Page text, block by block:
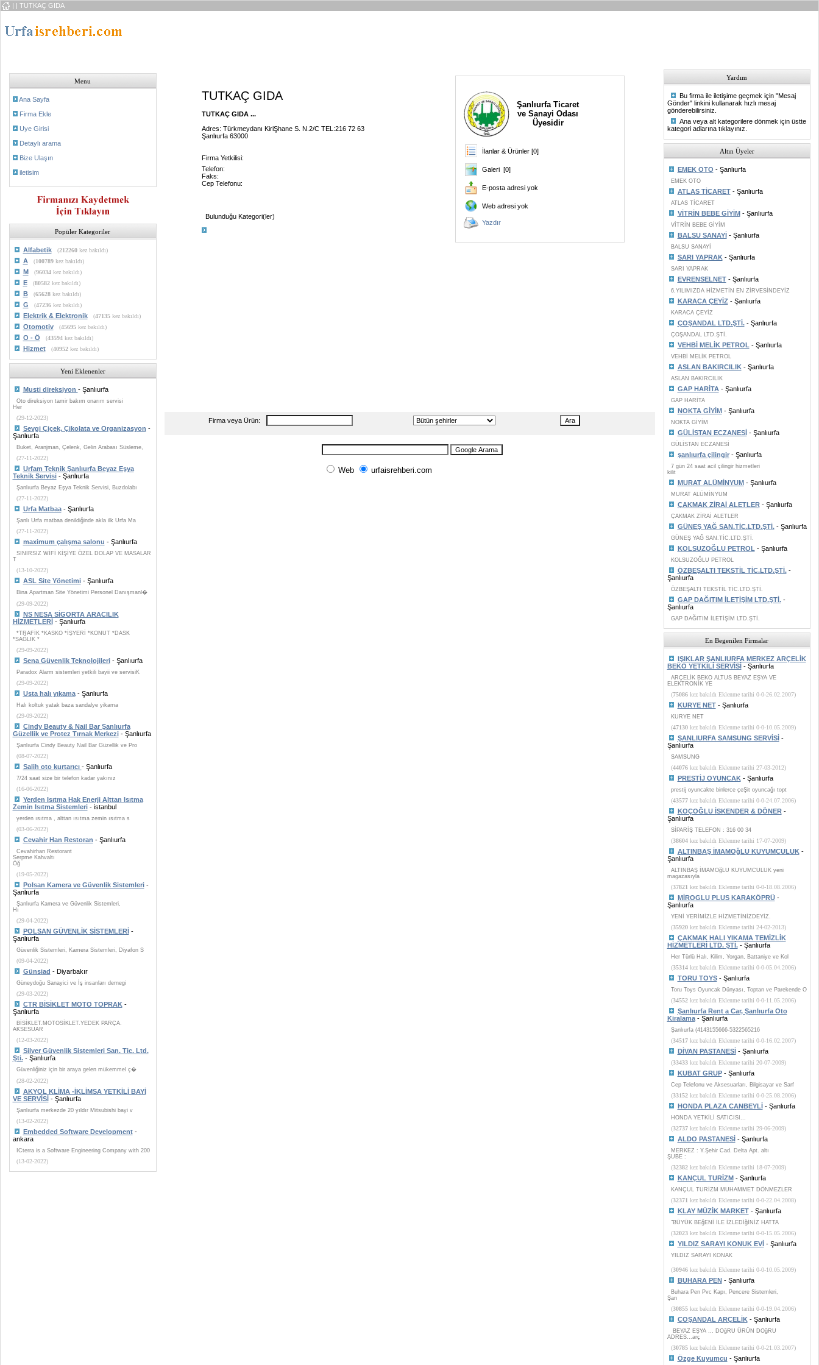
| | TUTKAÇ GIDA
Menu
Ana Sayfa
Firma Ekle
Uye Girisi
Detaylı arama
Bize Ulaşın
iletisim
Popüler Kategoriler
Alfabetik (212260kez bakıldı)
A (100789kez bakıldı)
M (96034kez bakıldı)
E (80582kez bakıldı)
B (65628kez bakıldı)
G (47236kez bakıldı)
Elektrik & Elektronik (47135kez bakıldı)
Otomotiv (45695kez bakıldı)
O - Ö (43594kez bakıldı)
Hizmet (40952kez bakıldı)
Yeni Eklenenler
Musti direksiyon - Şanlıurfa
Oto direksiyon tamir bakım onarım servisi
Her
(29-12-2023)
Sevgi Çiçek, Çikolata ve Organizasyon -
Şanlıurfa
Buket, Aranjman, Çelenk, Gelin Arabası Süsleme,
(27-11-2022)
Urfam Teknik Şanlıurfa Beyaz Eşya
Teknik Servisi- Şanlıurfa
Şanlıurfa Beyaz Eşya Teknik Servisi, Buzdolabı
(27-11-2022)
Urfa Matbaa- Şanlıurfa
Şanlı Urfa matbaa denildiğinde akla ilk Urfa Ma
(27-11-2022)
maximum çalışma salonu - Şanlıurfa
SINIRSIZ WİFİ KİŞİYE ÖZEL DOLAP VE MASALAR
T
(13-10-2022)
ASL Site Yönetimi- Şanlıurfa
Bina Apartman Site Yönetimi Personel Danışmanl�
(29-09-2022)
NS NESA SİGORTA ARACILIK
HİZMETLERİ- Şanlıurfa
*TRAFİK *KASKO *İŞYERİ *KONUT *DASK
*SAĞLIK *
(29-09-2022)
Sena Güvenlik Teknolojileri- Şanlıurfa
Paradox Alarm sistemleri yetkili bayii ve servisiK
(29-09-2022)
Usta halı yıkama- Şanlıurfa
Halı koltuk yatak baza sandalye yikama
(29-09-2022)
Cindy Beauty & Nail Bar Şanlıurfa
Güzellik ve Protez Tırnak Merkezi- Şanlıurfa
Şanlıurfa Cindy Beauty Nail Bar Güzellik ve Pro
(08-07-2022)
Salih oto kurtarıcı - Şanlıurfa
7/24 saat size bir telefon kadar yakınız
(16-06-2022)
Yerden Isıtma Hak Enerji Alttan Isıtma
Zemin Isıtma Sistemleri- istanbul
yerden ısıtma , alttan ısıtma zemin ısıtma s
(03-06-2022)
Cevahir Han Restoran - Şanlıurfa
Cevahirhan Restorant
Serpme Kahvaltı
Öğ
(19-05-2022)
Polsan Kamera ve Güvenlik Sistemleri-
Şanlıurfa
Şanlıurfa Kamera ve Güvenlik Sistemleri,
Hı
(29-04-2022)
POLSAN GÜVENLİK SİSTEMLERİ-
Şanlıurfa
Güvenlik Sistemleri, Kamera Sistemleri, Diyafon S
(09-04-2022)
Günsiad - Diyarbakır
Güneydoğu Sanayici ve İş insanları dernegi
(29-03-2022)
CTR BİSİKLET MOTO TOPRAK-
Şanlıurfa
BİSİKLET.MOTOSİKLET.YEDEK PARÇA.
AKSESUAR
(12-03-2022)
Silver Güvenlik Sistemleri San. Tic. Ltd.
Şti.- Şanlıurfa
Güvenliğiniz için bir araya gelen mükemmel ç�
(28-02-2022)
AKYOL KLİMA -İKLİMSA YETKİLİ BAYİ
VE SERVİSİ- Şanlıurfa
Şanlıurfa merkezde 20 yıldır Mitsubishi bayi v
(13-02-2022)
Embedded Software Development-
ankara
ICterra is a Software Engineering Company with 200
(13-02-2022)
TUTKAÇ GIDA
TUTKAÇ GIDA ...
Adres: Türkmeydanı KiriŞhane S. N.2/C TEL:216 72 63
Şanlıurfa 63000
Firma Yetkilisi:
Telefon:
Faks:
Cep Telefonu:
Bulunduğu Kategori(ler)
Şanlıurfa Ticaret
ve Sanayi Odası
Üyesidir
İlanlar & Ürünler [0]
Galeri [0]
E-posta adresi yok
Web adresi yok
Yazdır
Firma veya Ürün:
Web urfaisrehberi.com
Yardım
Bu firma ile iletişime geçmek için "Mesaj
Gönder" linkini kullanarak hızlı mesaj
gönderebilirsiniz.
Ana veya alt kategorilere dönmek için üstte
kategori adlarına tıklayınız.
Altın Üyeler
EMEK OTO - Şanlıurfa
EMEK OTO
ATLAS TİCARET- Şanlıurfa
ATLAS TİCARET
VİTRİN BEBE GİYİM- Şanlıurfa
VİTRİN BEBE GİYİM
BALSU SANAYİ- Şanlıurfa
BALSU SANAYİ
SARI YAPRAK- Şanlıurfa
SARI YAPRAK
EVRENSELNET- Şanlıurfa
6.YILIMIZDA HİZMETİN EN ZİRVESİNDEYİZ
KARACA ÇEYİZ- Şanlıurfa
KARACA ÇEYİZ
ÇOŞANDAL LTD.ŞTİ.- Şanlıurfa
ÇOŞANDAL LTD.ŞTİ.
VEHBİ MELİK PETROL - Şanlıurfa
VEHBİ MELİK PETROL
ASLAN BAKIRCILIK- Şanlıurfa
ASLAN BAKIRCILIK
GAP HARİTA - Şanlıurfa
GAP HARİTA
NOKTA GİYİM- Şanlıurfa
NOKTA GİYİM
GÜLİSTAN ECZANESİ- Şanlıurfa
GÜLİSTAN ECZANESİ
şanlıurfa çilingir- Şanlıurfa
7 gün 24 saat acil çilingir hizmetleri
kilit
MURAT ALÜMİNYUM- Şanlıurfa
MURAT ALÜMİNYUM
ÇAKMAK ZİRAİ ALETLER- Şanlıurfa
ÇAKMAK ZİRAİ ALETLER
GÜNEŞ YAĞ SAN.TİC.LTD.ŞTİ.- Şanlıurfa
GÜNEŞ YAĞ SAN.TİC.LTD.ŞTİ.
KOLSUZOĞLU PETROL - Şanlıurfa
KOLSUZOĞLU PETROL
ÖZBEŞALTI TEKSTİL TİC.LTD.ŞTİ.-
Şanlıurfa
ÖZBEŞALTI TEKSTİL TİC.LTD.ŞTİ.
GAP DAĞITIM İLETİŞİM LTD.ŞTİ.-
Şanlıurfa
GAP DAĞITIM İLETİŞİM LTD.ŞTİ.
En Begenilen Firmalar
IŞIKLAR ŞANLIURFA MERKEZ ARÇELİK
BEKO YETKİLİ SERVİSİ- Şanlıurfa
ARÇELİK BEKO ALTUS BEYAZ EŞYA VE
ELEKTRONİK YE
(75086kez bakıldı Eklenme tarihi 0-0-26.02.2007)
KURYE NET- Şanlıurfa
KURYE NET
(47130kez bakıldı Eklenme tarihi 0-0-10.05.2009)
ŞANLIURFA SAMSUNG SERVİSİ-
Şanlıurfa
SAMSUNG
(44076kez bakıldı Eklenme tarihi 27-03-2012)
PRESTİJ OYUNCAK- Şanlıurfa
prestij oyuncakte binlerce çeŞit oyuncağı topt
(43577kez bakıldı Eklenme tarihi 0-0-24.07.2006)
KOÇOĞLU İSKENDER & DÖNER-
Şanlıurfa
SİPARİŞ TELEFON : 316 00 34
(38604kez bakıldı Eklenme tarihi 17-07-2009)
ALTINBAŞ İMAMOğLU KUYUMCULUK-
Şanlıurfa
ALTINBAŞ İMAMOğLU KUYUMCULUK yeni
magazasıyla
(37821 kez bakıldı Eklenme tarihi 0-0-18.08.2006)
MİROGLU PLUS KARAKÖPRÜ-
Şanlıurfa
YENİ YERİMİZLE HİZMETİNİZDEYİZ.
(35920kez bakıldı Eklenme tarihi 24-02-2013)
ÇAKMAK HALI YIKAMA TEMİZLİK
HİZMETLERİ LTD. ŞTİ.- Şanlıurfa
Her Türlü Halı, Kilim, Yorgan, Battaniye ve Kol
(35314kez bakıldı Eklenme tarihi 0-0-05.04.2006)
TORU TOYS- Şanlıurfa
Toru Toys Oyuncak Dünyası, Toptan ve Parekende O
(34552kez bakıldı Eklenme tarihi 0-0-11.05.2006)
Şanlıurfa Rent a Car, Şanlıurfa Oto
Kiralama- Şanlıurfa
Şanlıurfa (4143155666-5322565216
(34517kez bakıldı Eklenme tarihi 0-0-16.02.2007)
DİVAN PASTANESİ- Şanlıurfa
(33433kez bakıldı Eklenme tarihi 20-07-2009)
KUBAT GRUP- Şanlıurfa
Cep Telefonu ve Aksesuarları, Bilgisayar ve Sarf
(33152kez bakıldı Eklenme tarihi 0-0-25.08.2006)
HONDA PLAZA CANBEYLİ- Şanlıurfa
HONDA YETKİLİ SATICISI...
(32737kez bakıldı Eklenme tarihi 29-06-2009)
ALDO PASTANESİ- Şanlıurfa
MERKEZ : Y.Şehir Cad. Delta Apt. altı
ŞUBE :
(32382kez bakıldı Eklenme tarihi 18-07-2009)
KANÇUL TURİZM- Şanlıurfa
KANÇUL TURİZM MUHAMMET DÖNMEZLER
(32371 kez bakıldı Eklenme tarihi 0-0-22.04.2008)
KLAY MÜZİK MARKET- Şanlıurfa
"BÜYÜK BEğENİ İLE İZLEDİğİNİZ HATTA
(32023kez bakıldı Eklenme tarihi 0-0-15.05.2006)
YILDIZ SARAYI KONUK EVİ- Şanlıurfa
YILDIZ SARAYI KONAK
(30946kez bakıldı Eklenme tarihi 0-0-10.05.2009)
BUHARA PEN- Şanlıurfa
Buhara Pen Pvc Kapı, Pencere Sistemleri,
Şan
(30855kez bakıldı Eklenme tarihi 0-0-19.04.2006)
COŞANDAL ARÇELİK- Şanlıurfa
BEYAZ EŞYA ... DOğRU ÜRÜN DOğRU
ADRES...arç
(30785kez bakıldı Eklenme tarihi 0-0-21.03.2007)
Özge Kuyumcu - Şanlıurfa